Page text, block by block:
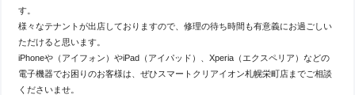
す。
様々なテナントが出店しておりますので、修理の待ち時間も有意義にお過ごしい
ただけると思います。
iPhoneや（アイフォン）やiPad（アイパッド）、Xperia（エクスペリア）などの
電子機器でお困りのお客様は、ぜひスマートクリアイオン札幌栄町店までご相談
くださいませ。